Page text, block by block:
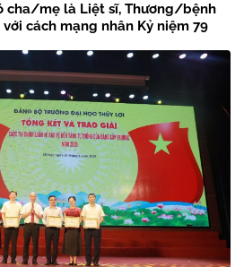
cha/mẹ là Liệt sĩ, Thương/bệnh
cách mạng nhân Kỷ niệm 79